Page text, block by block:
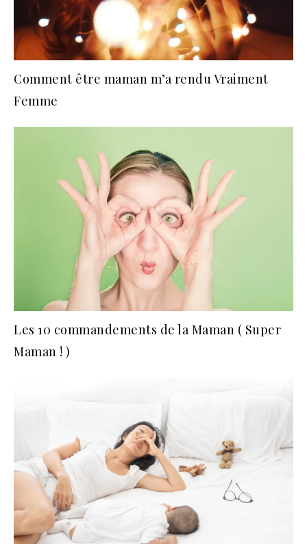
Comment être maman m’a rendu Vraiment
Femme
Les 10 commandements de la Maman ( Super
Maman ! )